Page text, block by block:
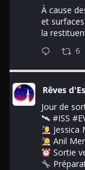
À cause
et
la
6
Rêves
Jour de
🛰 #ISS
Jessica
Anil
Sortie